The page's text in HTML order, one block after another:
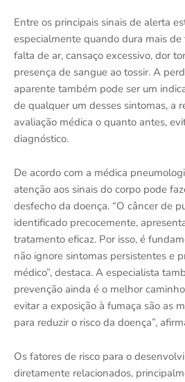
Entre os principais sinais de alerta
especialmente quando dura mais
falta de ar, cansaço excessivo, dor
presença de sangue ao tossir. A
aparente também pode ser um
de qualquer um desses sintomas, a
avaliação médica o quanto antes,
diagnóstico.
De acordo com a médica
atenção aos sinais do corpo pode
desfecho da doença. “O câncer de
identificado precocemente,
tratamento eficaz. Por isso, é
não ignore sintomas persistentes e
médico”, destaca. A especialista
prevenção ainda é o melhor
evitar a exposição à fumaça são as
para reduzir o risco da doença”,
Os fatores de risco para o
diretamente relacionados,